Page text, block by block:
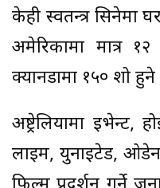
केही स्वतन्त्र सिनेमा
अमेरिकामा मात्र
क्यानडामा १५० शो
अष्ट्रेलियामा इभेन्ट,
लाइम, युनाइटेड,